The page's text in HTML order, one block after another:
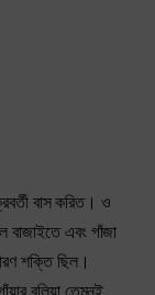
বাস করিত। ও
বাজাইতে এবং গাঁজা
শক্তি ছিল।